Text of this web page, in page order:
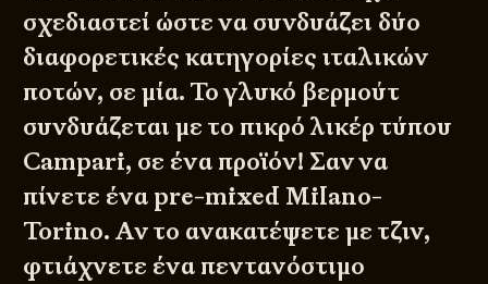
σχεδιαστεί ώστε να συνδυάζει δύο
διαφορετικές κατηγορίες ιταλικών
ποτών, σε μία. Το γλυκό βερμούτ
συνδυάζεται με το πικρό λικέρ τύπου
Campari, σε ένα προϊόν! Σαν να
πίνετε ένα pre-mixed Milano-
Torino. Αν το ανακατέψετε με τζιν,
φτιάχνετε ένα πεντανόστιμο